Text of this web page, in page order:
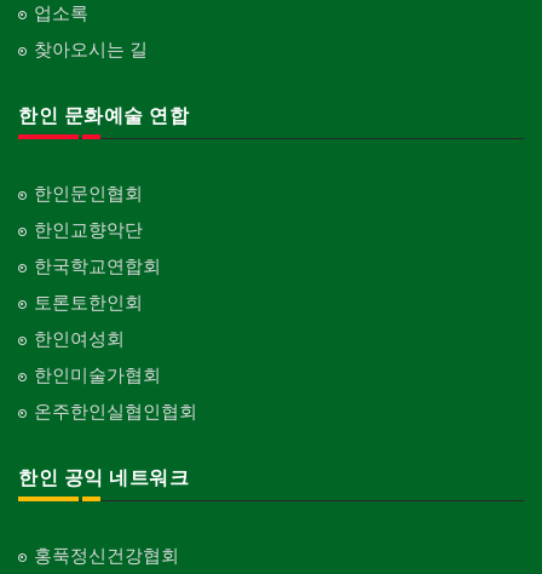
업소록
찾아오시는 길
한인 문화예술 연합
한인문인협회
한인교향악단
한국학교연합회
토론토한인회
한인여성회
한인미술가협회
온주한인실협인협회
한인 공익 네트워크
홍푹정신건강협회